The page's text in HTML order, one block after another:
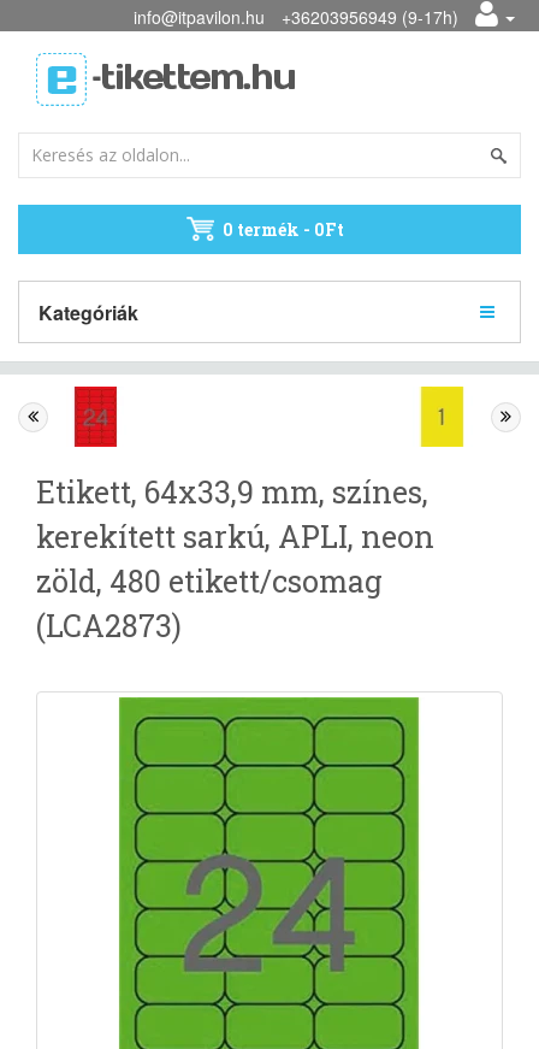
info@itpavilon.hu +36203956949 (9-17h)
0 termék - 0Ft
Kategóriák
Etikett, 64x33,9 mm, színes,
kerekített sarkú, APLI, neon
zöld, 480 etikett/csomag
(LCA2873)